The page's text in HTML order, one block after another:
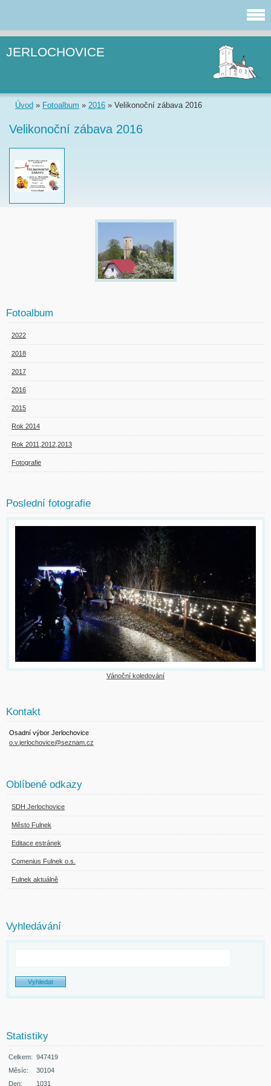
JERLOCHOVICE
Úvod » Fotoalbum » 2016 » Velikonoční zábava 2016
Velikonoční zábava 2016
Fotoalbum
2022
2018
2017
2016
2015
Rok 2014
Rok 2011,2012,2013
Fotografie
Poslední fotografie
Vánoční koledování
Kontakt
Osadní výbor Jerlochovice
o.v.jerlochovice@seznam.cz
Oblíbené odkazy
SDH Jerlochovice
Město Fulnek
Editace estránek
Comenius Fulnek o.s.
Fulnek aktuálně
Vyhledávání
Statistiky
Celkem: 947419
Měsíc:
30104
Den:
1031